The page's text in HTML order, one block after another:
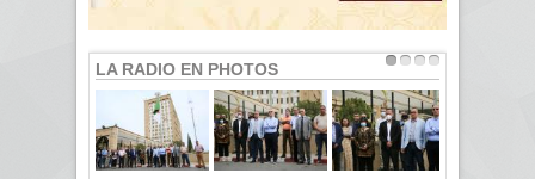
LA RADIO EN PHOTOS